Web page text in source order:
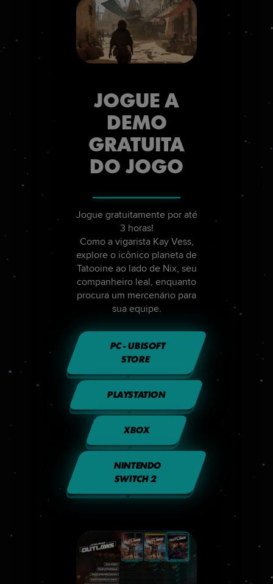
JOGUE A
DEMO
GRATUITA
DO JOGO
Jogue gratuitamente por até
3 horas!
Como a vigarista Kay Vess,
explore o icônico planeta de
Tatooine ao lado de Nix, seu
companheiro leal, enquanto
procura um mercenário para
sua equipe.
PC - UBISOFT
STORE
PLAYSTATION
XBOX
NINTENDO
SWITCH 2